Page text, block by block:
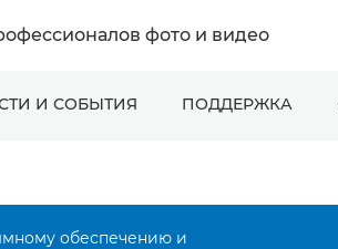
фото и видео
И СОБЫТИЯ ПОДДЕРЖКА
обеспечению и